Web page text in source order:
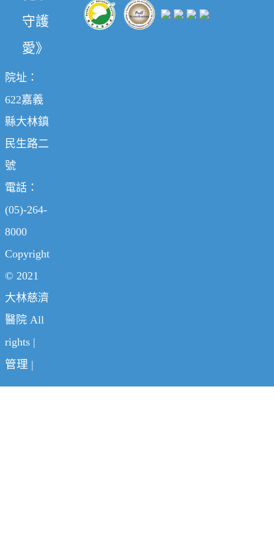
守護
愛》
院址：
622嘉義
縣大林鎮
民生路二
號
電話：
(05)-264-
8000
Copyright
© 2021
大林慈濟
醫院 All
rights |
管理 |